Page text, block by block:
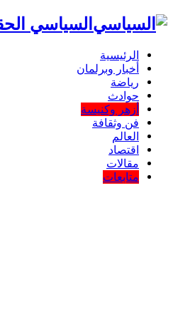
السياسي
الرئيسية
أخبار وبرلمان
رياضة
حوادث
أزهر وكنيسة
فن وثقافة
العالم
اقتصاد
مقالات
متابعات